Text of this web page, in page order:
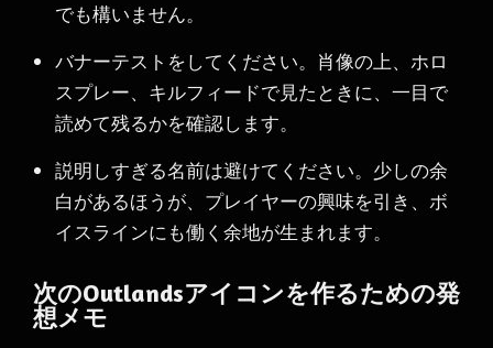
でも構いません。
バナーテストをしてください。肖像の上、ホロ
スプレー、キルフィードで見たときに、一目で
読めて残るかを確認します。
説明しすぎる名前は避けてください。少しの余
白があるほうが、プレイヤーの興味を引き、ボ
イスラインにも働く余地が生まれます。
次のOutlandsアイコンを作るための発
想メモ